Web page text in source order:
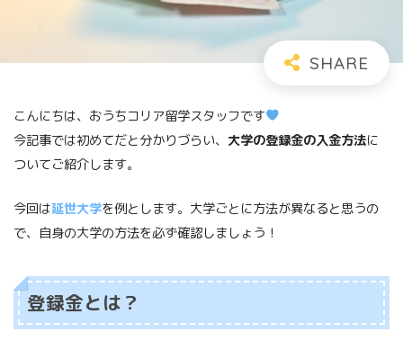
こんにちは、おうちコリア留学スタッフです
今記事では初めてだと分かりづらい、 大学の登録金の入金方法に
ついてご紹介します。
今回は延世大学を例とします。大学ごとに方法が異なると思うの
で、自身の大学の方法を必ず確認しましょう！
登録金とは？